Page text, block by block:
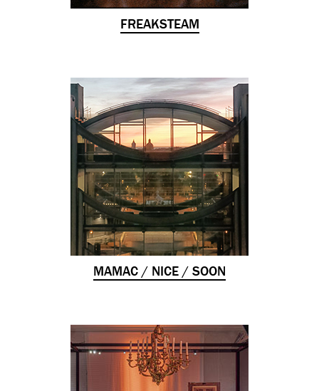
FREAKSTEAM
MAMAC / NICE / SOON